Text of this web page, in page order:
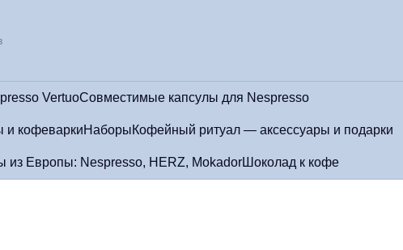
VertuoСовместимые капсулы для Nespresso
кофеваркиНаборыКофейный ритуал — аксессуары и подарки
Европы: Nespresso, HERZ, MokadorШоколад к кофе